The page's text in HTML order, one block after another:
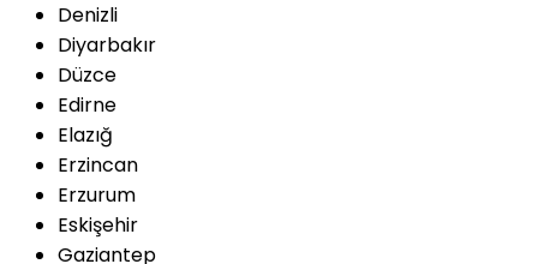
Denizli
Diyarbakır
Düzce
Edirne
Elazığ
Erzincan
Erzurum
Eskişehir
Gaziantep